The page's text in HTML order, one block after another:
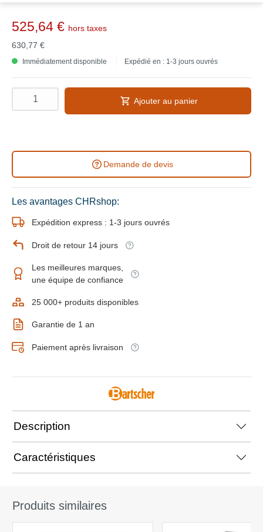
525,64 € hors taxes
630,77 €
Immédiatement disponible Expédié en : 1-3 jours ouvrés
Ajouter au panier
Demande de devis
Les avantages CHRshop:
Expédition express : 1-3 jours ouvrés
Droit de retour 14 jours
Les meilleures marques,
une équipe de confiance
25 000+ produits disponibles
Garantie de 1 an
Paiement après livraison
Description
Caractéristiques
Produits similaires